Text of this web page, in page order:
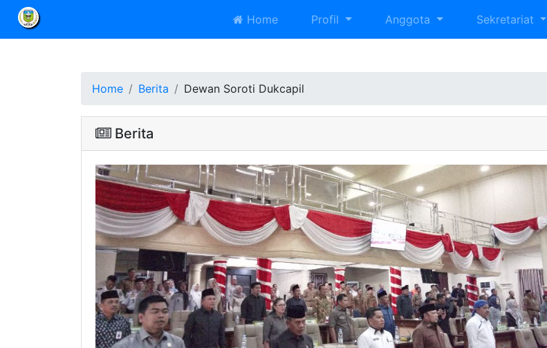
Home Profil Anggota Sekretariat
Home Berita Dewan Soroti Dukcapil
Berita